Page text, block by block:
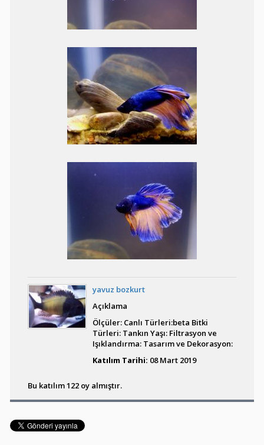
PROTOMELAS
FENESTRATUS STEVENİ
Tiger Endler
Best Model Tropheus
Moori Kasakalawe
Trichopsis Pulimus
Pterophyllum Sp. Rio
Nanay
yavuz bozkurt
Açıklama
Ölçüler: Canlı Türleri:beta Bitki
Türleri: Tankın Yaşı: Filtrasyon ve
Işıklandırma: Tasarım ve Dekorasyon:
Katılım Tarihi: 08 Mart 2019
Bu katılım 122 oy almıştır.